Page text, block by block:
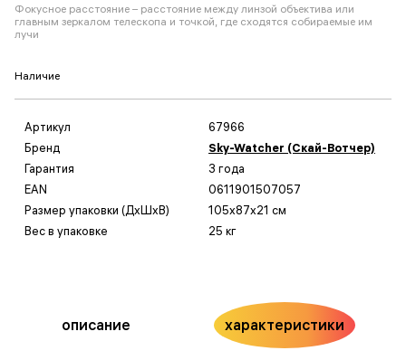
Фокусное расстояние – расстояние между линзой объектива или
главным зеркалом телескопа и точкой, где сходятся собираемые им
лучи
Наличие
Артикул
67966
Бренд
Sky-Watcher (Скай-Вотчер)
Гарантия
3 года
EAN
0611901507057
Размер упаковки (ДxШxВ)
105x87x21 см
Вес в упаковке
25 кг
описание характеристики